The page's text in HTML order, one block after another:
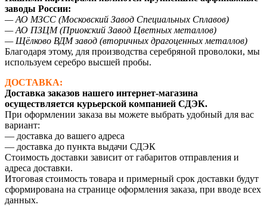
заводы России:
— АО МЗСС (Московский Завод Специальных Сплавов)
— АО ПЗЦМ (Приокский Завод Цветных металлов)
— Щёлково ВДМ завод (вторичных драгоценных металлов)
Благодаря этому, для производства серебряной проволоки, мы
используем серебро высшей пробы.
ДОСТАВКА:
Доставка заказов нашего интернет-магазина
осуществляется курьерской компанией СДЭК.
При оформлении заказа вы можете выбрать удобный для вас
вариант:
— доставка до вашего адреса
— доставка до пункта выдачи СДЭК
Стоимость доставки зависит от габаритов отправления и
адреса доставки.
Итоговая стоимость товара и примерный срок доставки будут
сформирована на странице оформления заказа, при вводе всех
данных.